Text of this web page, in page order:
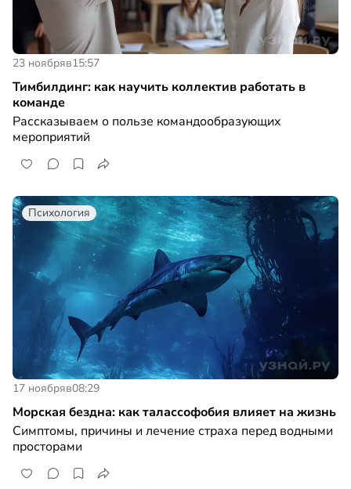
23 ноябряв15:57
Тимбилдинг: как научить коллектив работать в
команде
Рассказываем о пользе командообразующих
мероприятий
Психология
17 ноябряв08:29
Морская бездна: как талассофобия влияет на жизнь
Симптомы, причины и лечение страха перед водными
просторами